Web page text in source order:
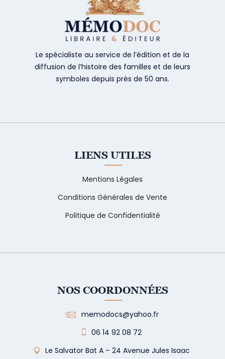
Le spécialiste au service de l’édition et de la
diffusion de l’histoire des familles et de leurs
symboles depuis près de 50 ans.
LIENS UTILES
Mentions Légales
Conditions Générales de Vente
Politique de Confidentialité
NOS COORDONNÉES
memodocs@yahoo.fr
06 14 92 08 72
Le Salvator Bat A – 24 Avenue Jules Isaac